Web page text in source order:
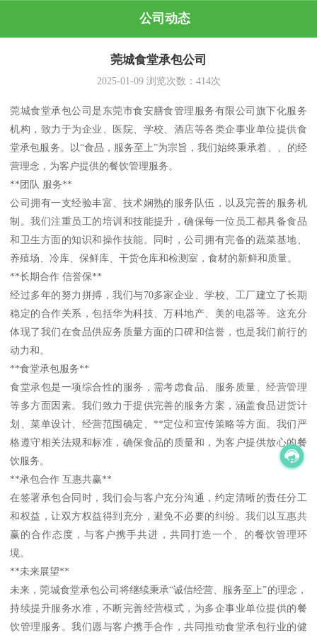
公司动态
莞城食堂承包公司
2025-01-09浏览次数： 414次
莞城食堂承包公司是东莞市食安膳食管理服务有限公司旗下化服务
机构，致力于为企业、医院、学校、酒店等各类企事业单位提供食
堂承包服务。以“食品，服务至上”为宗旨，我们始终秉承着、、的经
营理念，为客户提供的餐饮管理服务。
**团队 服务**
公司拥有一支经验丰富、技术娴熟的服务队伍，以及完善的服务机
制。我们注重员工的培训和技能提升，确保每一位员工都具备食品
和卫生方面的知识和操作技能。同时，公司拥有完备的蔬菜基地、
养殖场、冷库、保鲜库、干货仓库和检测室，食材的新鲜和质量。
**长期合作 信誉保**
经过多年的努力拼搏，我们与70多家企业、学校、工厂建立了长期
稳定的合作关系，包括华为科技、万科地产、美的电器等。这充分
体现了我们在食品供应务质量方面的口碑和信誉，也是我们前行的
动力和。
**食堂承包服务**
食堂承包是一项综合性的服务，需考虑食品、服务质量、经营管理
等多方面因素。我们致力于提供完善的服务方案，涵盖食品进货计
划、菜单设计、经营范围确定、**定位和宣传策略等方面。我们严
格遵守相关法规和标准，确保食品的质量和，为客户提供放心的餐
饮服务。
**承包合作 互惠共赢**
在签署承包合同时，我们会与客户充分沟通，约定清晰的责任分工
和权益，让双方权益得到充分，避免不必要的纠纷。我们以互惠共
赢的合作态度，与客户携手共进，共同打造一个、的餐饮管理环
境。
**未来展望**
未来，莞城食堂承包公司将继续秉承“诚信经营、服务至上”的理念，
持续提升服务水准，不断完善经营模式，为多企事业单位提供的餐
饮管理服务。我们愿与客户携手合作，共同推动食堂承包行业的健